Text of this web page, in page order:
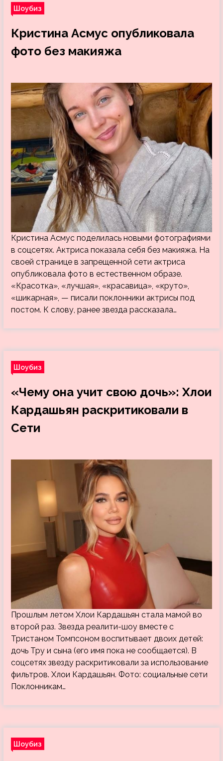
Шоубиз
Кристина Асмус опубликовала
фото без макияжа
Кристина Асмус поделилась новыми фотографиями
в соцсетях. Актриса показала себя без макияжа. На
своей странице в запрещенной сети актриса
опубликовала фото в естественном образе.
«Красотка», «лучшая», «красавица», «круто»,
«шикарная», — писали поклонники актрисы под
постом. К слову, ранее звезда рассказала…
Шоубиз
«Чему она учит свою дочь»: Хлои
Кардашьян раскритиковали в
Сети
Прошлым летом Хлои Кардашьян стала мамой во
второй раз. Звезда реалити-шоу вместе с
Тристаном Томпсоном воспитывает двоих детей:
дочь Тру и сына (его имя пока не сообщается). В
соцсетях звезду раскритиковали за использование
фильтров. Хлои Кардашьян. Фото: социальные сети
Поклонникам…
Шоубиз